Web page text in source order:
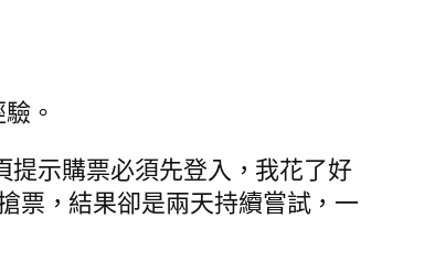
。
提示購票必須先登入，我花了好
票，結果卻是兩天持續嘗試，一